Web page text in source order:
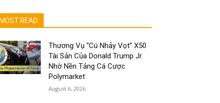
MOST READ
Thương Vụ “Cú Nhảy Vọt” X50
Tài Sản Của Donald Trump Jr.
Nhờ Nền Tảng Cá Cược
Polymarket
August 6, 2026